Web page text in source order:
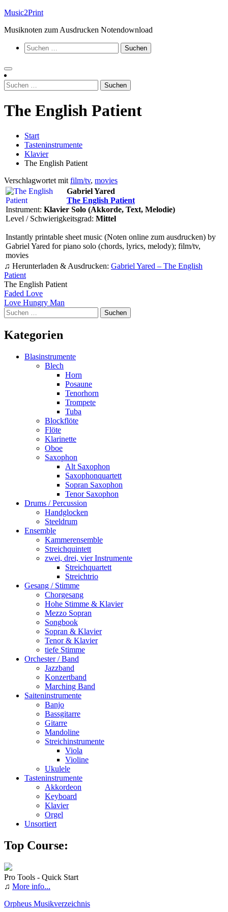
Zum
springen
Music2Print
Musiknoten zum Ausdrucken Notendownload
Suchen
nach:
Suchen
nach:
The English Patient
Start
Tasteninstrumente
Klavier
The English Patient
Verschlagwortet mit film/tv, movies
Gabriel Yared
The English Patient
Instrument: Klavier Solo (Akkorde, Text, Melodie)
Level / Schwierigkeitsgrad: Mittel
Instantly printable sheet music (Noten online zum ausdrucken) by
Gabriel Yared for piano solo (chords, lyrics, melody); film/tv,
movies
♫ Herunterladen & Ausdrucken: Gabriel Yared – The English
Patient
The English Patient
Beitragsnavigation
Faded Love
Love Hungry Man
Suchen
nach:
Kategorien
Blasinstrumente
Blech
Horn
Posaune
Tenorhorn
Trompete
Tuba
Blockflöte
Flöte
Klarinette
Oboe
Saxophon
Alt Saxophon
Saxophonquartett
Sopran Saxophon
Tenor Saxophon
Drums / Percussion
Handglocken
Steeldrum
Ensemble
Kammerensemble
Streichquintett
zwei, drei, vier Instrumente
Streichquartett
Streichtrio
Gesang / Stimme
Chorgesang
Hohe Stimme & Klavier
Mezzo Sopran
Songbook
Sopran & Klavier
Tenor & Klavier
tiefe Stimme
Orchester / Band
Jazzband
Konzertband
Marching Band
Saiteninstrumente
Banjo
Bassgitarre
Gitarre
Mandoline
Streichinstrumente
Viola
Violine
Ukulele
Tasteninstrumente
Akkordeon
Keyboard
Klavier
Orgel
Unsortiert
Top Course:
Pro Tools - Quick Start
♫ More info...
Orpheus Musikverzeichnis